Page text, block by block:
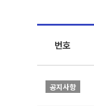
번호
공지사항